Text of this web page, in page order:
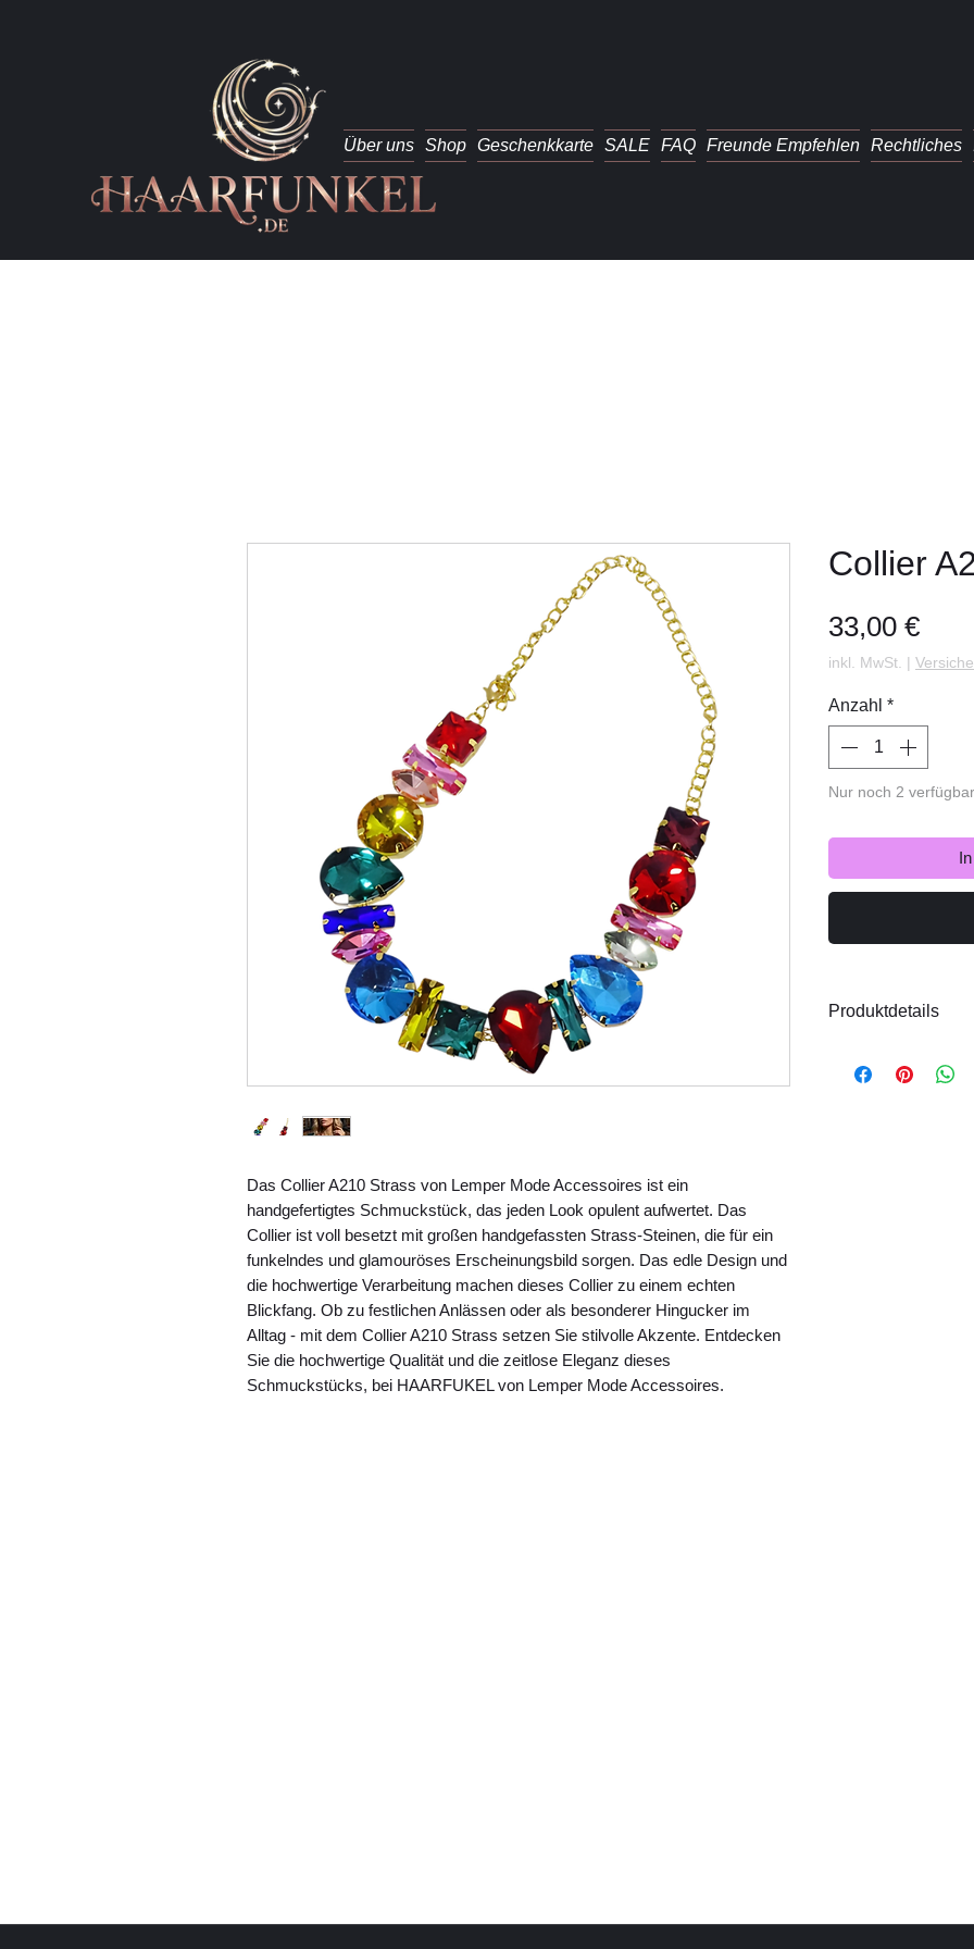
Über uns Shop Geschenkkarte SALE FAQ Freunde Empfehlen Rechtliches
Das Collier A210 Strass von Lemper Mode Accessoires ist ein
handgefertigtes Schmuckstück, das jeden Look opulent aufwertet. Das
Collier ist voll besetzt mit großen handgefassten Strass-Steinen, die für ein
funkelndes und glamouröses Erscheinungsbild sorgen. Das edle Design und
die hochwertige Verarbeitung machen dieses Collier zu einem echten
Blickfang. Ob zu festlichen Anlässen oder als besonderer Hingucker im
Alltag - mit dem Collier A210 Strass setzen Sie stilvolle Akzente. Entdecken
Sie die hochwertige Qualität und die zeitlose Eleganz dieses
Schmuckstücks, bei HAARFUKEL von Lemper Mode Accessoires.
Collier
33,00 €Preis
inkl. MwSt. |
Anzahl *
Nur noch 2 verfügbar
Produktdetails
Größe: